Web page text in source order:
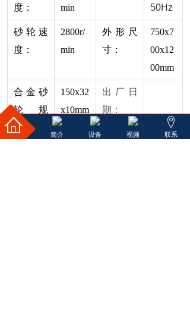
度：
min
50Hz
砂轮速
度：
2800r/
min
外形尺
寸：
750x7
00x12
00mm
合金砂
轮规
格：
150x32
x10mm
出厂日
期：
简介 设备 视频 联系